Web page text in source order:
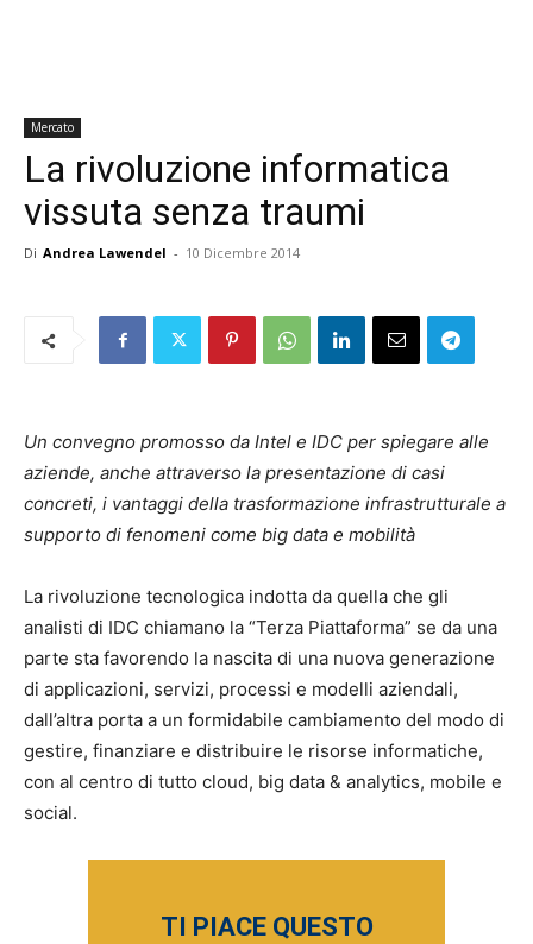
Mercato
La rivoluzione informatica
vissuta senza traumi
Di Andrea Lawendel - 10 Dicembre 2014
Un convegno promosso da Intel e IDC per spiegare alle
aziende, anche attraverso la presentazione di casi
concreti, i vantaggi della trasformazione infrastrutturale a
supporto di fenomeni come big data e mobilità
La rivoluzione tecnologica indotta da quella che gli
analisti di IDC chiamano la “Terza Piattaforma” se da una
parte sta favorendo la nascita di una nuova generazione
di applicazioni, servizi, processi e modelli aziendali,
dall’altra porta a un formidabile cambiamento del modo di
gestire, finanziare e distribuire le risorse informatiche,
con al centro di tutto cloud, big data & analytics, mobile e
social.
TI PIACE QUESTO